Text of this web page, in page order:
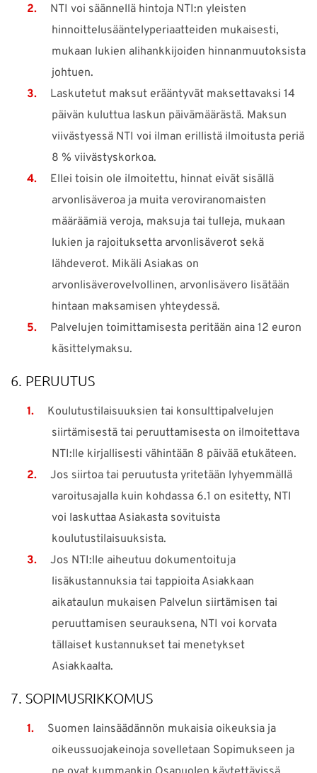
NTI voi säännellä hintoja NTI:n yleisten
hinnoittelusääntelyperiaatteiden mukaisesti,
mukaan lukien alihankkijoiden hinnanmuutoksista
johtuen.
Laskutetut maksut erääntyvät maksettavaksi 14
päivän kuluttua laskun päivämäärästä. Maksun
viivästyessä NTI voi ilman erillistä ilmoitusta periä
8 % viivästyskorkoa.
Ellei toisin ole ilmoitettu, hinnat eivät sisällä
arvonlisäveroa ja muita veroviranomaisten
määräämiä veroja, maksuja tai tulleja, mukaan
lukien ja rajoituksetta arvonlisäverot sekä
lähdeverot. Mikäli Asiakas on
arvonlisäverovelvollinen, arvonlisävero lisätään
hintaan maksamisen yhteydessä.
Palvelujen toimittamisesta peritään aina 12 euron
käsittelymaksu.
6. PERUUTUS
Koulutustilaisuuksien tai konsulttipalvelujen
siirtämisestä tai peruuttamisesta on ilmoitettava
NTI:lle kirjallisesti vähintään 8 päivää etukäteen.
Jos siirtoa tai peruutusta yritetään lyhyemmällä
varoitusajalla kuin kohdassa 6.1 on esitetty, NTI
voi laskuttaa Asiakasta sovituista
koulutustilaisuuksista.
Jos NTI:lle aiheutuu dokumentoituja
lisäkustannuksia tai tappioita Asiakkaan
aikataulun mukaisen Palvelun siirtämisen tai
peruuttamisen seurauksena, NTI voi korvata
tällaiset kustannukset tai menetykset
Asiakkaalta.
7. SOPIMUSRIKKOMUS
Suomen lainsäädännön mukaisia oikeuksia ja
oikeussuojakeinoja sovelletaan Sopimukseen ja